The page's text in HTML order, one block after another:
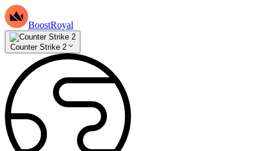
BoostRoyal
Counter Strike 2